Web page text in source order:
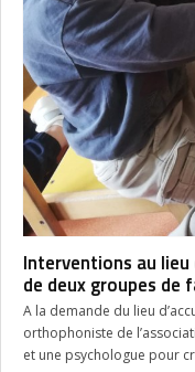
Interventions au lieu
de deux groupes de
A la demande du lieu
orthophoniste de
et une psychologue pour